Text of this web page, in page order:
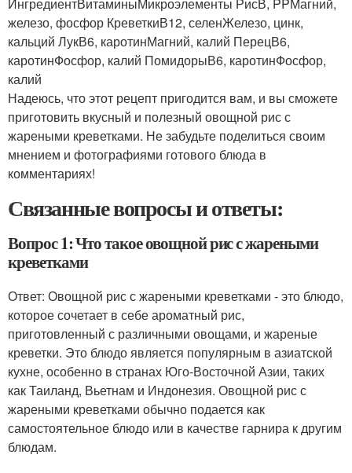
железо, фосфор КреветкиВ12, селенЖелезо, цинк,
кальций ЛукВ6, каротинМагний, калий ПерецВ6,
каротинФосфор, калий ПомидорыВ6, каротинФосфор,
калий
Надеюсь, что этот рецепт пригодится вам, и вы сможете
приготовить вкусный и полезный овощной рис с
жареными креветками. Не забудьте поделиться своим
мнением и фотографиями готового блюда в
комментариях!
Связанные вопросы и ответы:
Вопрос 1: Что такое овощной рис с жареными
креветками
Ответ: Овощной рис с жареными креветками - это блюдо,
которое сочетает в себе ароматный рис,
приготовленный с различными овощами, и жареные
креветки. Это блюдо является популярным в азиатской
кухне, особенно в странах Юго-Восточной Азии, таких
как Таиланд, Вьетнам и Индонезия. Овощной рис с
жареными креветками обычно подается как
самостоятельное блюдо или в качестве гарнира к другим
блюдам.